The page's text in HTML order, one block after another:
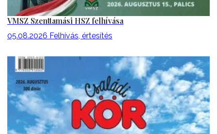
VMSZ Szenttamási HSZ felhívása
05.08.2026 Felhívás, értesítés